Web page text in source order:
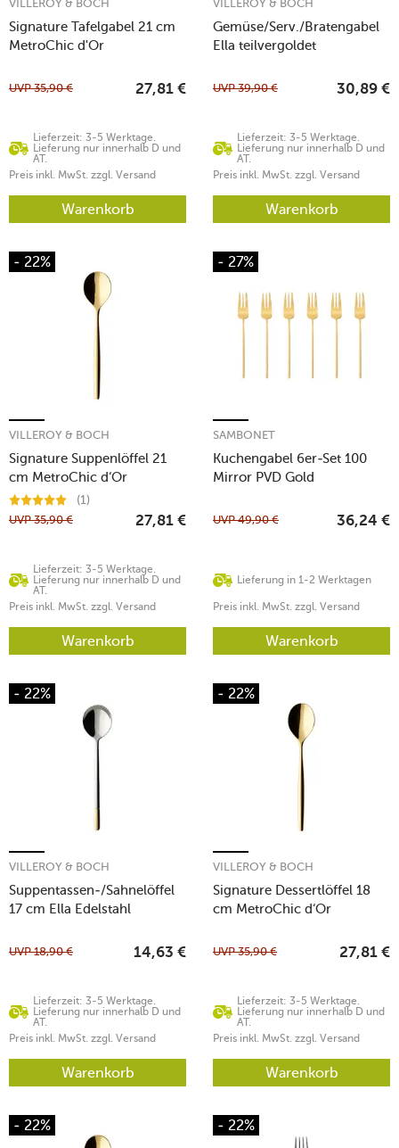
Signature Tafelgabel 21 cm
MetroChic d'Or
VILLEROY & BOCH
Lieferzeit: 3-5 Werktage.
Lieferung nur innerhalb D und
AT.
UVP35,90 € 27,81 €
Preis inkl. MwSt. zzgl. Versand
Warenkorb
Gemüse/Serv./Bratengabel
Ella teilvergoldet
VILLEROY & BOCH
Lieferzeit: 3-5 Werktage.
Lieferung nur innerhalb D und
AT.
UVP39,90 € 30,89 €
Preis inkl. MwSt. zzgl. Versand
Warenkorb
- 22%
Signature Suppenlöffel 21
cm MetroChic d‘Or
VILLEROY & BOCH
(1)
Lieferzeit: 3-5 Werktage.
Lieferung nur innerhalb D und
AT.
UVP35,90 € 27,81 €
Preis inkl. MwSt. zzgl. Versand
Warenkorb
- 27%
Kuchengabel 6er-Set 100
Mirror PVD Gold
SAMBONET
Lieferung in 1-2 Werktagen
UVP49,90 € 36,24 €
Preis inkl. MwSt. zzgl. Versand
Warenkorb
- 22%
Suppentassen-/Sahnelöffel
17 cm Ella Edelstahl
VILLEROY & BOCH
Lieferzeit: 3-5 Werktage.
Lieferung nur innerhalb D und
AT.
UVP18,90 € 14,63 €
Preis inkl. MwSt. zzgl. Versand
Warenkorb
- 22%
Signature Dessertlöffel 18
cm MetroChic d‘Or
VILLEROY & BOCH
Lieferzeit: 3-5 Werktage.
Lieferung nur innerhalb D und
AT.
UVP35,90 € 27,81 €
Preis inkl. MwSt. zzgl. Versand
Warenkorb
- 22% - 22%